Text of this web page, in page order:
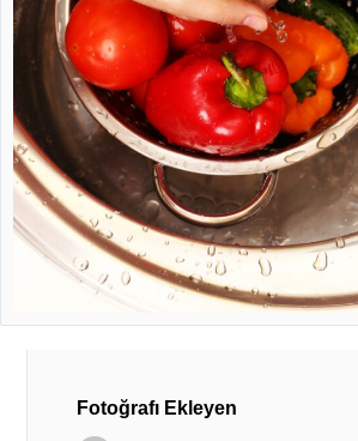
Fotoğrafı Ekleyen